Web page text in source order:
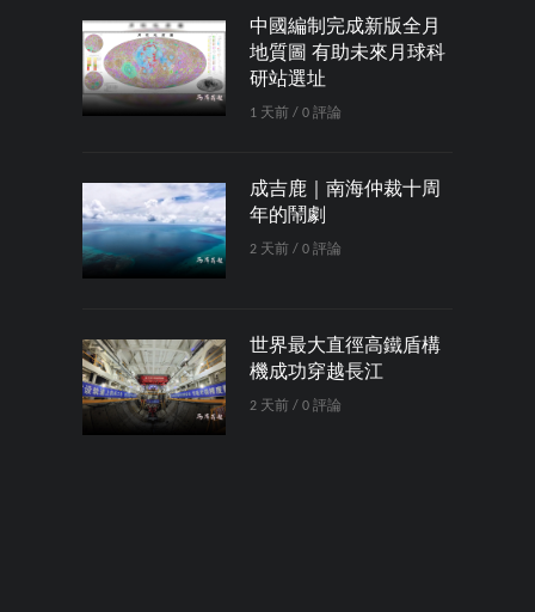
中國編制完成新版全月
地質圖 有助未來月球科
研站選址
1 天前 / 0 評論
成吉鹿｜南海仲裁十周
年的鬧劇
2 天前 / 0 評論
世界最大直徑高鐵盾構
機成功穿越長江
2 天前 / 0 評論